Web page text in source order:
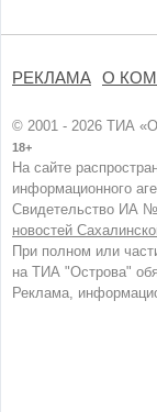
РЕКЛАМА О
© 2001 - 2026 ТИА
18+
На сайте
информационного
Свидетельство ИА №
новостей
При полном или
на ТИА "Острова"
Реклама,